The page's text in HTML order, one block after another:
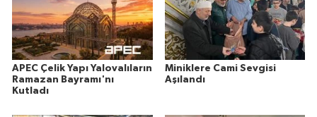
APEC Çelik Yapı Yalovalıların
Ramazan Bayramı'nı
Kutladı
Miniklere Cami Sevgisi
Aşılandı